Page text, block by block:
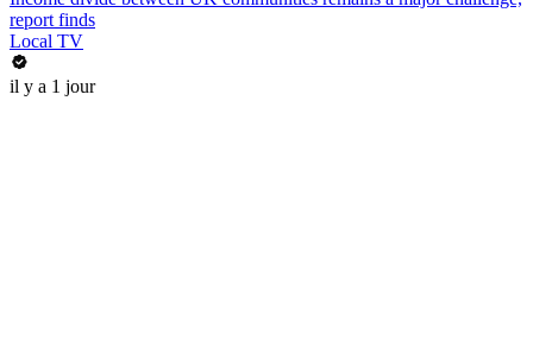
report finds
Local TV
il y a 1 jour